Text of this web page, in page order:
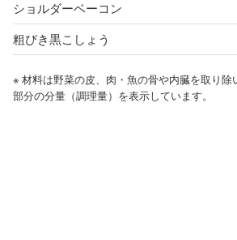
ショルダーベーコン
粗びき黒こしょう
※ 材料は野菜の皮、肉・魚の骨や内臓を取り除
部分の分量（調理量）を表示しています。